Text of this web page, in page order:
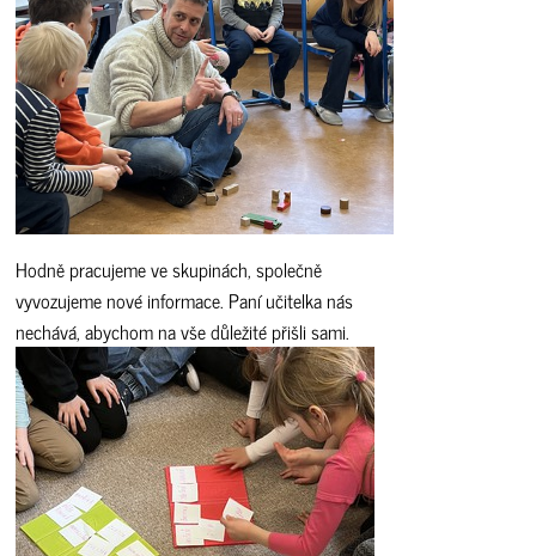
Hodně pracujeme ve skupinách, společně
vyvozujeme nové informace. Paní učitelka nás
nechává, abychom na vše důležité přišli sami.